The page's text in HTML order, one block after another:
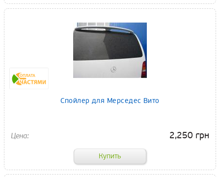
Спойлер для Мерседес Вито
2,250 грн